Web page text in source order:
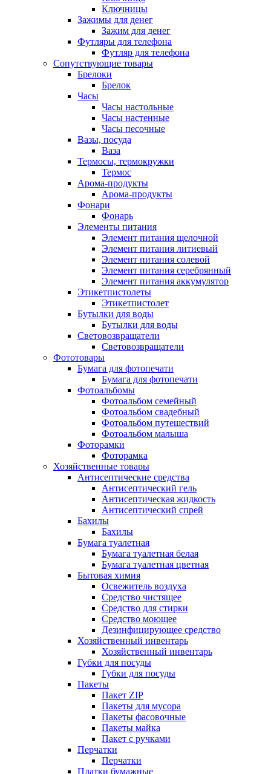
Ключницы
Зажимы для денег
Зажим для денег
Футляры для телефона
Футляр для телефона
Сопутствующие товары
Брелоки
Брелок
Часы
Часы настольные
Часы настенные
Часы песочные
Вазы, посуда
Ваза
Термосы, термокружки
Термос
Арома-продукты
Арома-продукты
Фонари
Фонарь
Элементы питания
Элемент питания щелочной
Элемент питания литиевый
Элемент питания солевой
Элемент питания серебрянный
Элемент питания аккумулятор
Этикетпистолеты
Этикетпистолет
Бутылки для воды
Бутылки для воды
Световозвращатели
Световозвращатели
Фототовары
Бумага для фотопечати
Бумага для фотопечати
Фотоальбомы
Фотоальбом семейный
Фотоальбом свадебный
Фотоальбом путешествий
Фотоальбом малыша
Фоторамки
Фоторамка
Хозяйственные товары
Антисептические средства
Антисептический гель
Антисептическая жидкость
Антисептический спрей
Бахилы
Бахилы
Бумага туалетная
Бумага туалетная белая
Бумага туалетная цветная
Бытовая химия
Освежитель воздуха
Средство чистящее
Средство для стирки
Средство моющее
Дезинфицирующее средство
Хозяйственный инвентарь
Хозяйственный инвентарь
Губки для посуды
Губки для посуды
Пакеты
Пакет ZIP
Пакеты для мусора
Пакеты фасовочные
Пакеты майка
Пакет с ручками
Перчатки
Перчатки
Платки бумажные